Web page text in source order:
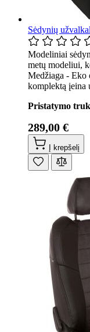
Sėdynių
Modeliniai
metų modeliui,
Medžiaga - Eko
komplektą įeina
Pristatymo
289,00 €
Į krepšelį